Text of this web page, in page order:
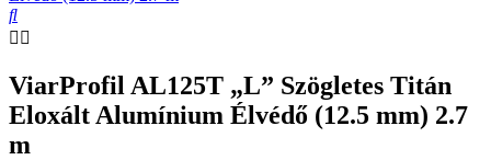
ViarProfil AL125T „L” Szögletes Titán
Eloxált Alumínium Élvédő (12.5 mm) 2.7
m